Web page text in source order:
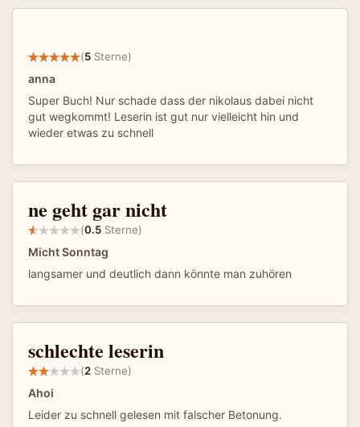
(5 Sterne)
anna
Super Buch! Nur schade dass der nikolaus dabei nicht
gut wegkommt! Leserin ist gut nur vielleicht hin und
wieder etwas zu schnell
ne geht gar nicht
(0.5 Sterne)
Micht Sonntag
langsamer und deutlich dann könnte man zuhören
schlechte leserin
(2 Sterne)
Ahoi
Leider zu schnell gelesen mit falscher Betonung.